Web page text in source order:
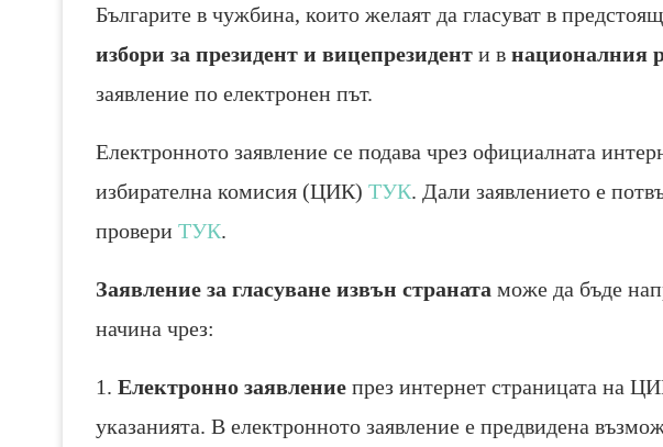
Българите в чужбина, които желаят да гласуват в
избори за президент и вицепрезидент и в националния
заявление по електронен път.
Електронното заявление се подава чрез официалната
избирателна комисия (ЦИК) ТУК. Дали заявлението е
провери ТУК.
Заявление за гласуване извън страната може да бъде
начина чрез:
1. Електронно заявление през интернет страницата на
указанията. В електронното заявление е предвидена